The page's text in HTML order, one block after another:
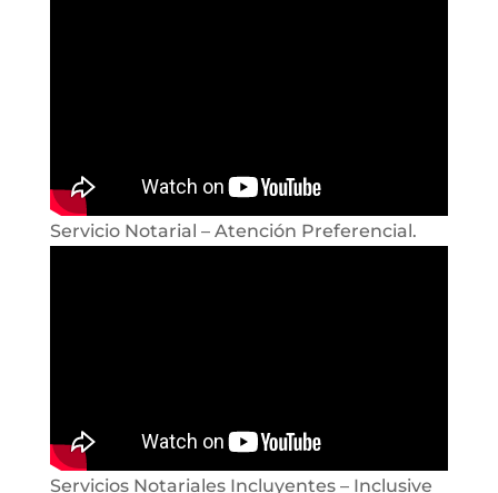
Servicio Notarial – Atención Preferencial.
Servicios Notariales Incluyentes – Inclusive